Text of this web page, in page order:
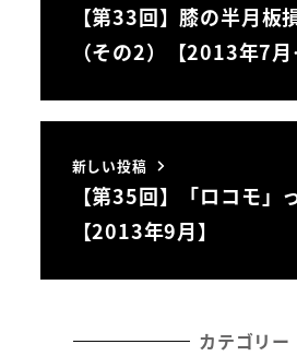
【第33回】膝の半月板
（その2）【2013年7
新しい投稿
【第35回】「ロコモ」
【2013年9月】
カテゴリー